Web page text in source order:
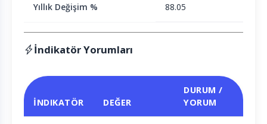
Yıllık Değişim % 88.05
İndikatör Yorumları
İNDIKATÖR DEĞER
DURUM /
YORUM